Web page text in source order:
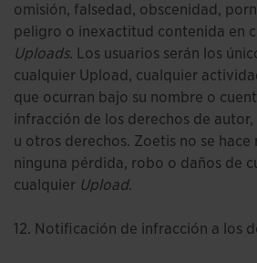
omisión, falsedad, obscenidad,
peligro o inexactitud contenida en
Uploads. Los usuarios serán los
cualquier Upload, cualquier
que ocurran bajo su nombre o
infracción de los derechos de
u otros derechos. Zoetis no se hace
ninguna pérdida, robo o daños de
cualquier Upload.
12. Notificación de infracción a los